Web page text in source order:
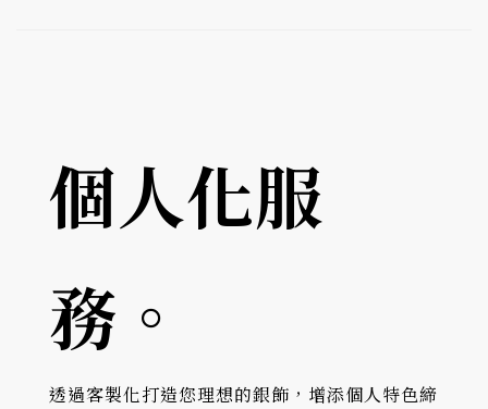
個人化服
務。
透過客製化打造您理想的銀飾，增添個人特色締